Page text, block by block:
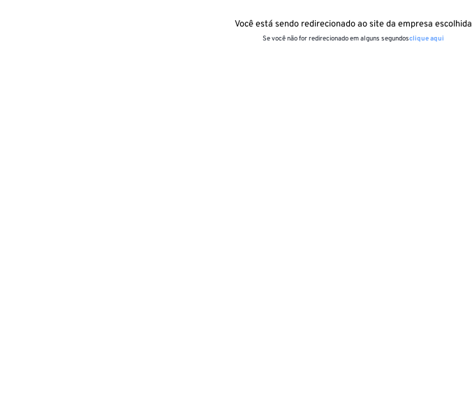
Você está sendo redirecionado ao site da empresa escolhida
Se você não for redirecionado em alguns segundosclique aqui